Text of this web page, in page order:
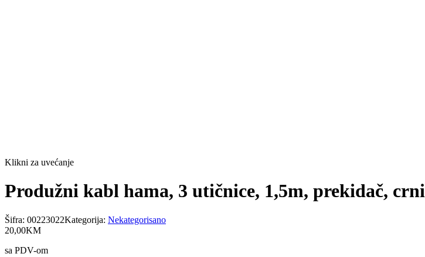
Klikni za uvećanje
Produžni kabl hama, 3 utičnice, 1,5m, prekidač, crni
Šifra: 00223022Kategorija: Nekategorisano
20,00KM
sa PDV-om